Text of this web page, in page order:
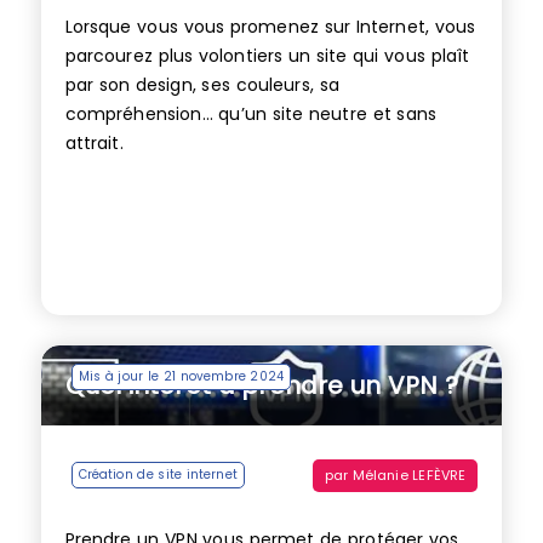
Lorsque vous vous promenez sur Internet, vous
parcourez plus volontiers un site qui vous plaît
par son design, ses couleurs, sa
compréhension… qu’un site neutre et sans
attrait.
Mis à jour le 21 novembre 2024
Quel intérêt à prendre un VPN ?
Création de site internet par Mélanie LEFÈVRE